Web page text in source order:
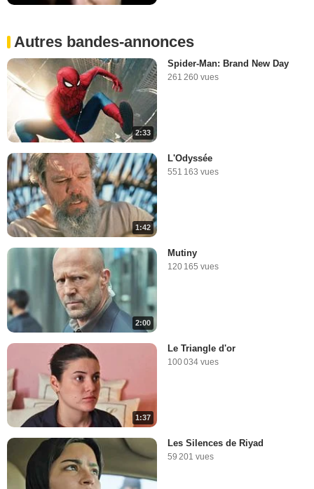
Autres bandes-annonces
2:33
Spider-Man: Brand New Day
261 260 vues
1:42
L'Odyssée
551 163 vues
2:00
Mutiny
120 165 vues
1:37
Le Triangle d'or
100 034 vues
Les Silences de Riyad
59 201 vues